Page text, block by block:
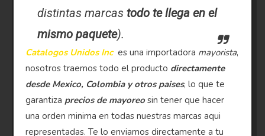
distintas marcas todo te llega en el
mismo paquete).
Catalogos Unidos Inc es una importadora mayorista,
nosotros traemos todo el producto directamente
desde Mexico, Colombia y otros paises, lo que te
garantizaprecios de mayoreo sin tener que hacer
una orden minima en todas nuestras marcas aqui
representadas. Te lo enviamos directamente a tu